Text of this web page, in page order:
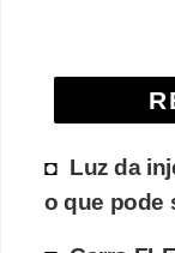
Luz da
o que pode